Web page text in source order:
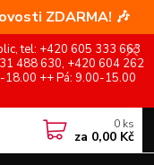
ZDARMA! 🎶
tel: +420 605 333 663
488 630, +420 604 262
18.00 ++ Pá: 9.00-15.00
0 ks
za 0,00 Kč